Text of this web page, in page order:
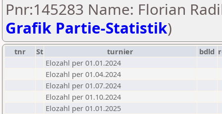
Pnr:145283 Name: Florian
Grafik Partie-Statistik)
tnr St turnier bdld
Elozahl per 01.01.2024
Elozahl per 01.04.2024
Elozahl per 01.07.2024
Elozahl per 01.10.2024
Elozahl per 01.01.2025